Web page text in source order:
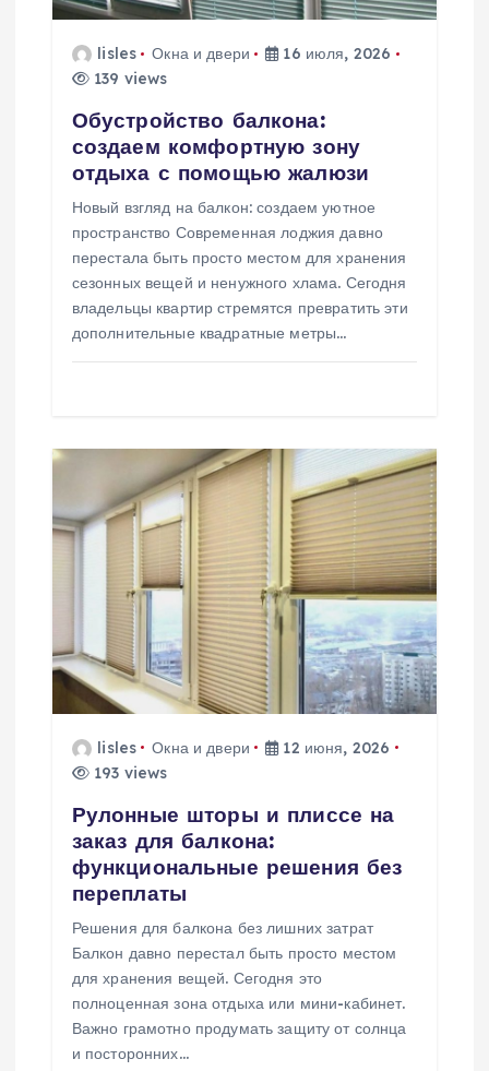
з
lisles Окна и двери
16 июля, 2026
139 views
Обустройство балкона:
создаем комфортную зону
отдыха с помощью жалюзи
Новый взгляд на балкон: создаем уютное
пространство Современная лоджия давно
перестала быть просто местом для хранения
сезонных вещей и ненужного хлама. Сегодня
владельцы квартир стремятся превратить эти
дополнительные квадратные метры…
lisles Окна и двери
12 июня, 2026
193 views
Рулонные шторы и плиссе на
заказ для балкона:
функциональные решения без
переплаты
Решения для балкона без лишних затрат
Балкон давно перестал быть просто местом
для хранения вещей. Сегодня это
полноценная зона отдыха или мини-кабинет.
Важно грамотно продумать защиту от солнца
и посторонних…